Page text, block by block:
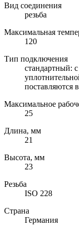
Вид соединения
резьба
Максимальная
120
Тип подключения
поставляются
Максимальное
25
Длина, мм
21
Высота, мм
23
Резьба
ISO 228
Страна
Германия